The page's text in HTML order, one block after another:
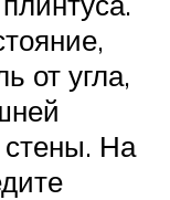
от угла,
На